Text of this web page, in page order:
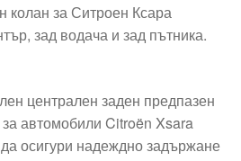
колан за Ситроен Ксара
зад водача и зад пътника.
централен заден предпазен
автомобили Citroën Xsara
осигури надеждно задържане